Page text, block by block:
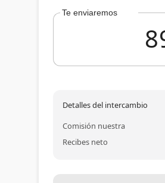
Te enviaremos
Detalles del intercambio
Comisión nuestra
Recibes neto